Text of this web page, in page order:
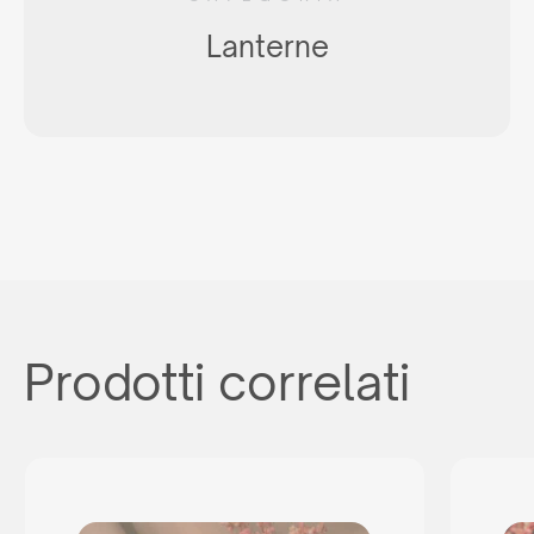
Lanterne
Prodotti correlati
Non sei un rivenditore?
Non sei un rivenditore, ma sei comunque interessato ad